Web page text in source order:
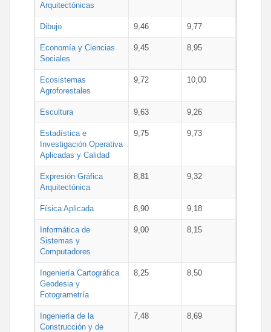
Arquitectónicas
Dibujo 9,46 9,77
Economía y Ciencias
Sociales
9,45 8,95
Ecosistemas
Agroforestales
9,72 10,00
Escultura 9,63 9,26
Estadística e
Investigación Operativa
Aplicadas y Calidad
9,75 9,73
Expresión Gráfica
Arquitectónica
8,81 9,32
Física Aplicada 8,90 9,18
Informática de
Sistemas y
Computadores
9,00 8,15
Ingeniería Cartográfica
Geodesia y
Fotogrametría
8,25 8,50
Ingeniería de la
Construcción y de
7,48 8,69